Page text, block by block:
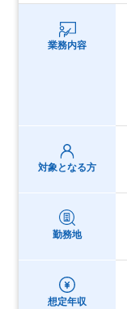
業務内容
対象となる方
勤務地
想定年収